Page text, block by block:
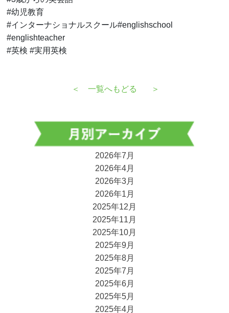
#幼児教育
#インターナショナルスクール#englishschool
#englishteacher
#英検 #実用英検
＜ 一覧へもどる ＞
2026年7月
2026年4月
2026年3月
2026年1月
2025年12月
2025年11月
2025年10月
2025年9月
2025年8月
2025年7月
2025年6月
2025年5月
2025年4月